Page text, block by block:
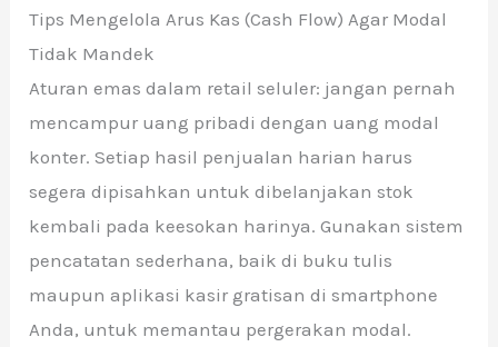
Tips Mengelola Arus Kas (Cash Flow) Agar Modal
Tidak Mandek
Aturan emas dalam retail seluler: jangan pernah
mencampur uang pribadi dengan uang modal
konter. Setiap hasil penjualan harian harus
segera dipisahkan untuk dibelanjakan stok
kembali pada keesokan harinya. Gunakan sistem
pencatatan sederhana, baik di buku tulis
maupun aplikasi kasir gratisan di smartphone
Anda, untuk memantau pergerakan modal.